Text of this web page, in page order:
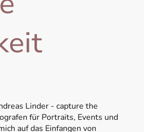
Linder - capture the
für Portraits, Events und
auf das Einfangen von